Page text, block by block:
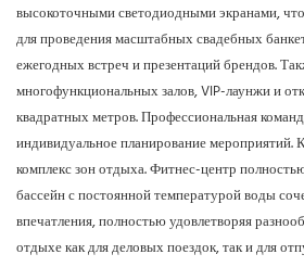
высокоточными светодиодными экранами,
для проведения масштабных свадебных
ежегодных встреч и презентаций брендов.
многофункциональных залов, VIP-лаунжи и
квадратных метров. Профессиональная
индивидуальное планирование мероприятий.
комплекс зон отдыха. Фитнес-центр
бассейн с постоянной температурой воды
впечатления, полностью удовлетворяя
отдыхе как для деловых поездок, так и для